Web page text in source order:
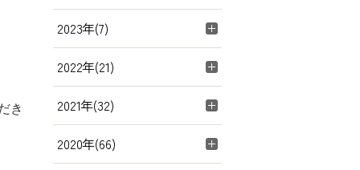
き
2023年(7)
2022年(21)
2021年(32)
2020年(66)